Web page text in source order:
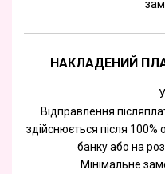
НАКЛАДЕНИЙ
Відправлення
здійснюється після
банку або на
Мінімальне